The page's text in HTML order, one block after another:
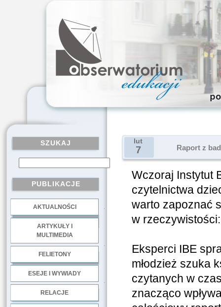
SZUKAJ
PUBLIKACJE
AKTUALNOŚCI
ARTYKUŁY I
MULTIMEDIA
FELIETONY
ESEJE I WYWIADY
RELACJE
lut
7 Raport z
Wczoraj Instytut
czytelnictwa
warto zapoznać
w rzeczywistości:
Eksperci IBE
młodzież szuka
czytanych w
znacząco